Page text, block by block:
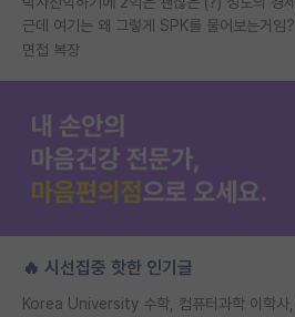
근데 여기는 왜 그렇게 SPK를 물어보는거임?
면접 복장
🔥 시선집중 핫한 인기글